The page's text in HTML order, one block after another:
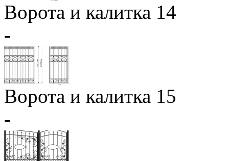
Ворота и калитка 14
-
Ворота и калитка 15
-